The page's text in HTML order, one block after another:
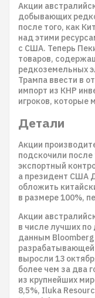
Акции
добывающих
после того, как
над этими
с США. Теперь
товаров,
редкоземельных
Трампа ввести в
импорт из КНР
игроков, которые
Детали
Акции
подскочили
экспортный
а президент США
обложить
в размере 100%,
Акции
в числе лучших по
данным
выросли 13
более чем за два
из крупнейших
8,5%, Iluka